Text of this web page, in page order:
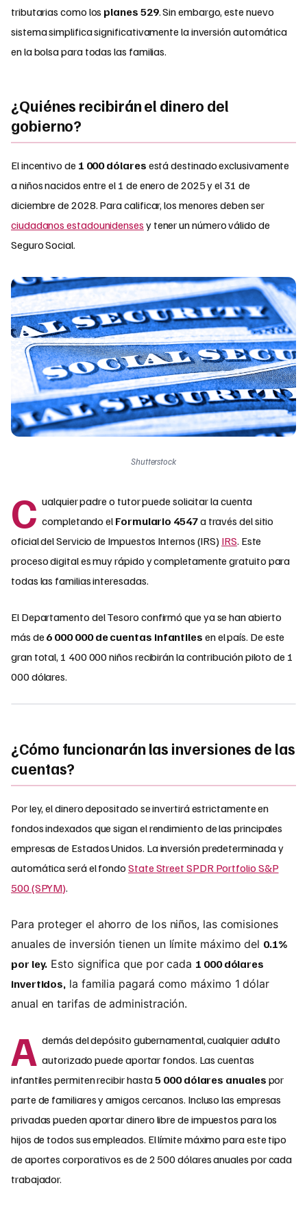
tributarias como los planes 529. Sin embargo, este nuevo
sistema simplifica significativamente la inversión automática
en la bolsa para todas las familias.
¿Quiénes recibirán el dinero del
gobierno?
El incentivo de 1 000 dólares está destinado exclusivamente
a niños nacidos entre el 1 de enero de 2025 y el 31 de
diciembre de 2028. Para calificar, los menores deben ser
ciudadanos estadounidenses y tener un número válido de
Seguro Social.
Shutterstock
C ualquier padre o tutor puede solicitar la cuenta
completando el Formulario 4547a través del sitio
oficial del Servicio de Impuestos Internos (IRS) IRS. Este
proceso digital es muy rápido y completamente gratuito para
todas las familias interesadas.
El Departamento del Tesoro confirmó que ya se han abierto
más de 6 000 000 de cuentas infantiles en el país. De este
gran total, 1 400 000 niños recibirán la contribución piloto de 1
000 dólares.
¿Cómo funcionarán las inversiones de las
cuentas?
Por ley, el dinero depositado se invertirá estrictamente en
fondos indexados que sigan el rendimiento de las principales
empresas de Estados Unidos. La inversión predeterminada y
automática será el fondo State Street SPDR Portfolio S&P
500 (SPYM).
Para proteger el ahorro de los niños, las comisiones
anuales de inversión tienen un límite máximo del 0.1%
por ley. Esto significa que por cada 1 000 dólares
invertidos, la familia pagará como máximo 1 dólar
anual en tarifas de administración.
A demás del depósito gubernamental, cualquier adulto
autorizado puede aportar fondos. Las cuentas
infantiles permiten recibir hasta5 000 dólares anuales por
parte de familiares y amigos cercanos. Incluso las empresas
privadas pueden aportar dinero libre de impuestos para los
hijos de todos sus empleados. El límite máximo para este tipo
de aportes corporativos es de 2 500 dólares anuales por cada
trabajador.